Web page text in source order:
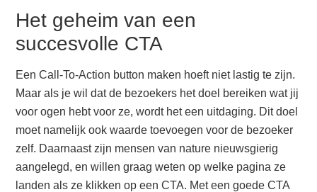
Het geheim van een
succesvolle CTA
Een Call-To-Action button maken hoeft niet lastig te zijn.
Maar als je wil dat de bezoekers het doel bereiken wat jij
voor ogen hebt voor ze, wordt het een uitdaging. Dit doel
moet namelijk ook waarde toevoegen voor de bezoeker
zelf. Daarnaast zijn mensen van nature nieuwsgierig
aangelegd, en willen graag weten op welke pagina ze
landen als ze klikken op een CTA. Met een goede CTA